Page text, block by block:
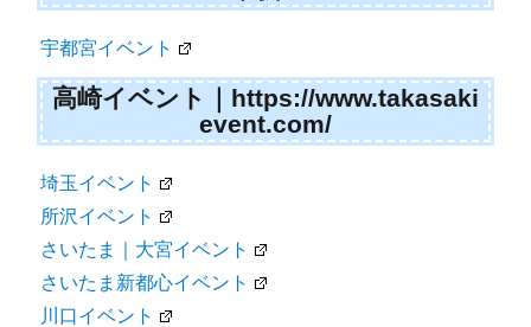
宇都宮イベント
高崎イベント｜https://www.takasaki
event.com/
埼玉イベント
所沢イベント
さいたま｜大宮イベント
さいたま新都心イベント
川口イベント